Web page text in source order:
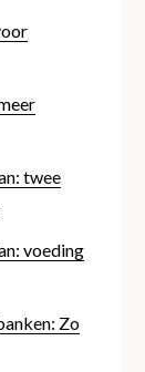
twee
voeding
Zo